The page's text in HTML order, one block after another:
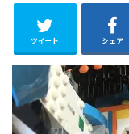
ツイート シェア